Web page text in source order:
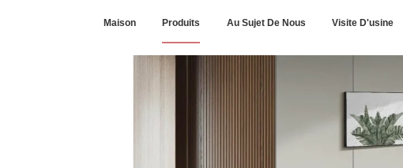
Maison Produits Au Sujet De Nous Visite D'usine